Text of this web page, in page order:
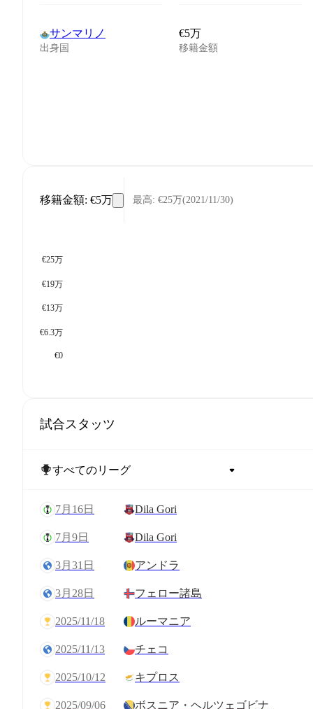
サンマリノ
出身国
€5万
移籍金額
移籍金額: €5万 最高: €25万(2021/11/30)
€25万
€19万
€13万
€6.3万
€0
試合スタッツ
7月16日 Dila Gori
7月9日 Dila Gori
3月31日 アンドラ
3月28日 フェロー諸島
2025/11/18 ルーマニア
2025/11/13 チェコ
2025/10/12 キプロス
2025/09/06 ボスニア・ヘルツェゴビナ